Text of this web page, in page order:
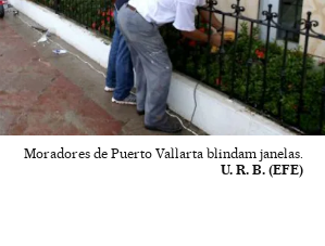
Moradores de Puerto Vallarta blindam janelas.
U. R. B. (EFE)